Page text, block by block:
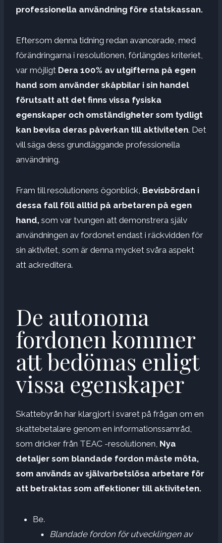
professionella användning före statskassan.
Eftersom denna tidning redan avancerade, med
förändringarna i resolutionen, förlängdes kriteriet,
var möjligt Dera 100% av utgifterna på egen
hand som använder skåpbilar i sin handel
förutsatt att det finns vissa fysiska
egenskaper och omständigheter som tydligt
kan bevisa deras påverkan till aktiviteten. Det
vill säga dess grundläggande professionella
användning.
Fram till resolutionens ögonblick, Bevisbördan i
dessa fall föll alltid på arbetaren på egen
hand, som var tvungen att demonstrera själv
användningen av fordonet endast i räckvidden för
sin aktivitet, som är denna mycket svåra aspekt
att ackreditera.
De autonoma
fordonen kommer
att bedömas enligt
vissa egenskaper
Skattebyrån har klargjort i svaret på frågan om en
skattebetalare genom en informationssamråd,
som dricker från TEAC -resolutionen, Nya
detaljer som blandade fordon måste möta,
som används av självarbetslösa arbetare för
att betraktas som affektioner till aktiviteten.
Be.
Blandade fordon för utvecklingen av